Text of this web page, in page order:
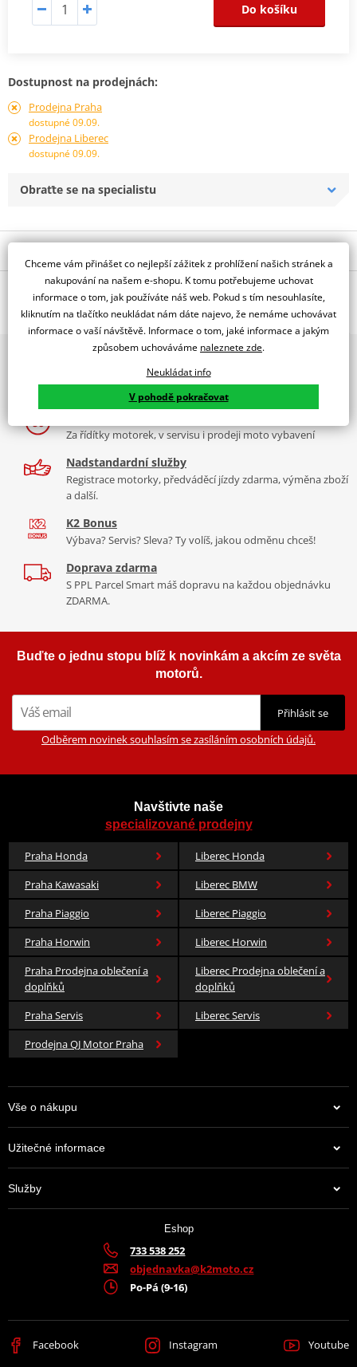
Do košíku
Dostupnost na prodejnách:
Prodejna Praha
dostupné 09.09.
Prodejna Liberec
dostupné 09.09.
Obraťte se na specialistu
Jsme autorizovaný
dealer značky All Balls Racing
Sada ložisek + těsnění klikovky.
All Balls Racing je americká společnost dodávající
. Její produkty jsou vyráběny a dodávány
společností Power Sport Industries, lidmi kteří opravdu rozumějí
ložiskům.Více informací o značce
Zobrazit všechny produktyznačky All Balls Racing
2x multibrand showroom
9 značek motocyklů, servis, oblečení, doplňky i náhradní
díly, to vše v Praze a Liberci
Za řídítky motorek, v servisu i prodeji moto vybavení
Nadstandardní služby
Registrace motorky, předváděcí jízdy zdarma, výměna zboží
a další.
K2 Bonus
Výbava? Servis? Sleva? Ty volíš, jakou odměnu chceš!
Doprava zdarma
S PPL Parcel Smart máš dopravu na každou objednávku
ZDARMA.
Buďte o jednu stopu blíž k novinkám a akcím ze světa
motorů.
Přihlásit se
Odběrem novinek souhlasím se zasíláním osobních údajů.
Navštivte naše
specializované prodejny
Praha Honda
Liberec Honda
Praha Kawasaki
Liberec BMW
Praha Piaggio
Liberec Piaggio
Praha Horwin
Liberec Horwin
Praha Prodejna oblečení a
doplňků
Liberec Prodejna oblečení a
doplňků
Praha Servis
Liberec Servis
Prodejna QJ Motor Praha
Vše o nákupu
Užitečné informace
Služby
Eshop
733 538 252
objednavka@k2moto.cz
Po-Pá (9-16)
Facebook Instagram Youtube
Chceme vám přinášet co nejlepší zážitek z prohlížení našich stránek a
nakupování na našem e-shopu. K tomu potřebujeme uchovat
informace o tom, jak používáte náš web. Pokud s tím nesouhlasíte,
kliknutím na tlačítko neukládat nám dáte najevo, že nemáme uchovávat
informace o vaší návštěvě. Informace o tom, jaké informace a jakým
způsobem uchováváme naleznete zde.
Neukládat info
V pohodě pokračovat